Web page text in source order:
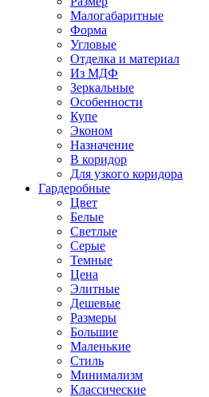
Малогабаритные
Форма
Угловые
Отделка и материал
Из МДФ
Зеркальные
Особенности
Купе
Эконом
Назначение
В коридор
Для узкого коридора
Гардеробные
Цвет
Белые
Светлые
Серые
Темные
Цена
Элитные
Дешевые
Размеры
Большие
Маленькие
Стиль
Минимализм
Классические